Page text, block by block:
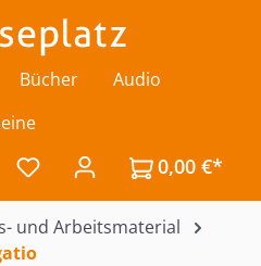
Bücher
Audio
Du hast 0 Produkte auf
0,00 €*
und Arbeitsmaterial